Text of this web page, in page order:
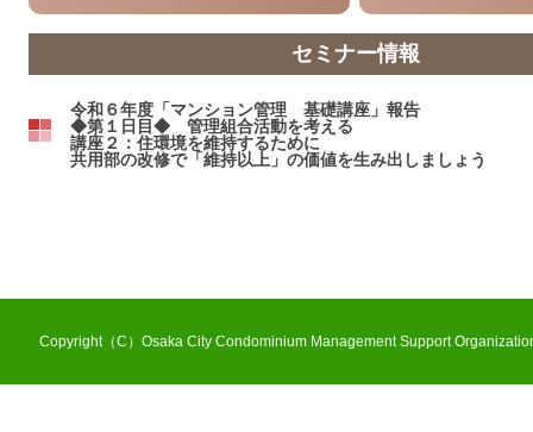
セミナー情報
令和６年度「マンション管理 基礎講座」報告
◆第１日目◆ 管理組合活動を考える
講座２：住環境を維持するために
共用部の改修で「維持以上」の価値を生み出しましょう
Copyright（C）Osaka City Condominium Management Support